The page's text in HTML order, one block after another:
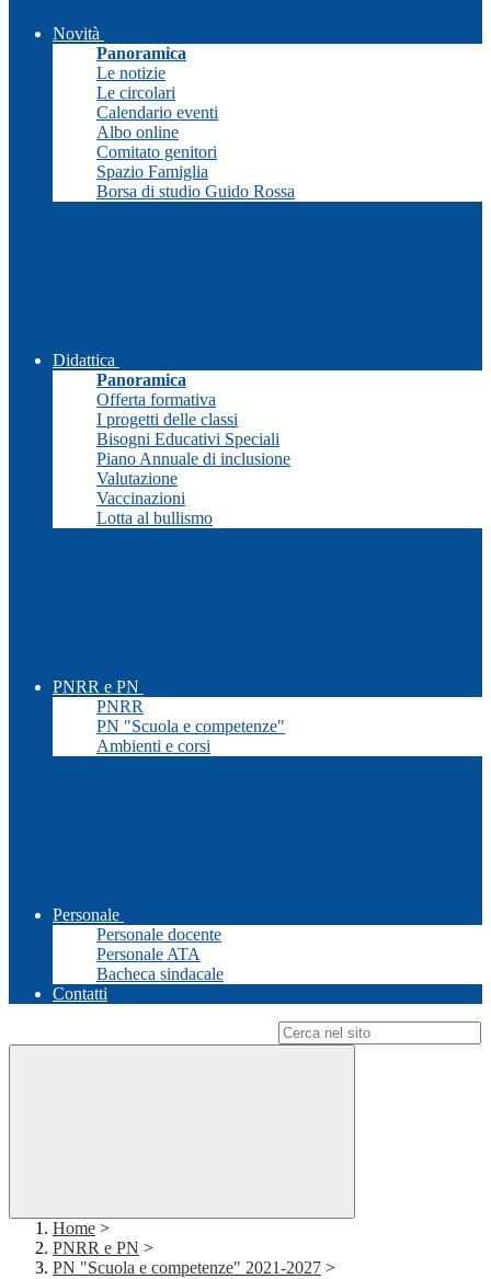
Novità
Panoramica
Le notizie
Le circolari
Calendario eventi
Albo online
Comitato genitori
Spazio Famiglia
Borsa di studio Guido Rossa
Didattica
Panoramica
Offerta formativa
I progetti delle classi
Bisogni Educativi Speciali
Piano Annuale di inclusione
Valutazione
Vaccinazioni
Lotta al bullismo
PNRR e PN
PNRR
PN "Scuola e competenze"
Ambienti e corsi
Personale
Personale docente
Personale ATA
Bacheca sindacale
Contatti
Home >
PNRR e PN >
PN "Scuola e competenze" 2021-2027 >